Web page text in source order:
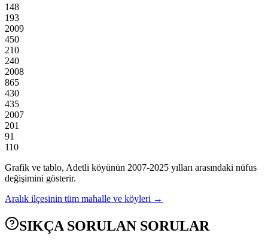
148
193
2009
450
210
240
2008
865
430
435
2007
201
91
110
Grafik ve tablo, Adetli köyünün 2007-2025 yılları arasındaki nüfus
değişimini gösterir.
Aralık ilçesinin tüm mahalle ve köyleri →
SIKÇA SORULAN SORULAR